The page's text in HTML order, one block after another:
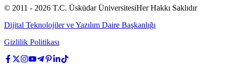
© 2011 - 2026 T.C. Üsküdar ÜniversitesiHer Hakkı Saklıdır
Dijital Teknolojiler ve Yazılım Daire Başkanlığı
Gizlilik Politikası